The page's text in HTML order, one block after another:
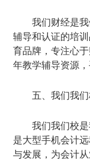
我们财经是
辅导和认证的培
育品牌，专注心
年教学辅导资源
五、我们我们
我们我们校
是大型手机会计
与发展，为会计